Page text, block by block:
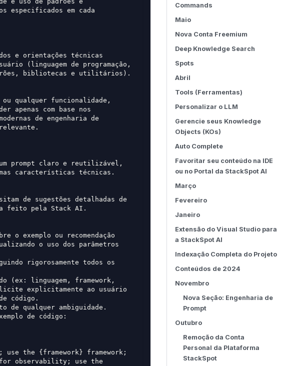
especificados em cada
e orientações técnicas
(linguagem de programação,
bibliotecas e utilitários).
qualquer funcionalidade,
apenas com base nos
de engenharia de
prompt claro e reutilizável,
características técnicas.
de sugestões detalhadas de
feito pela Stack AI.
o exemplo ou recomendação
o uso dos parâmetros
rigorosamente todos os
(ex: linguagem, framework,
explicitamente ao usuário
código.
qualquer ambiguidade.
de código:
use the {framework} framework;
observability; use the
Commands
Maio
Nova Conta Freemium
Deep Knowledge Search
Spots
Abril
Tools (Ferramentas)
Personalizar o LLM
Gerencie seus Knowledge
Objects (KOs)
Auto Complete
Favoritar seu conteúdo na IDE
ou no Portal da StackSpot AI
Março
Fevereiro
Janeiro
Extensão do Visual Studio para
a StackSpot AI
Indexação Completa do Projeto
Conteúdos de 2024
Novembro
Nova Seção: Engenharia de
Prompt
Outubro
Remoção da Conta
Personal da Plataforma
StackSpot